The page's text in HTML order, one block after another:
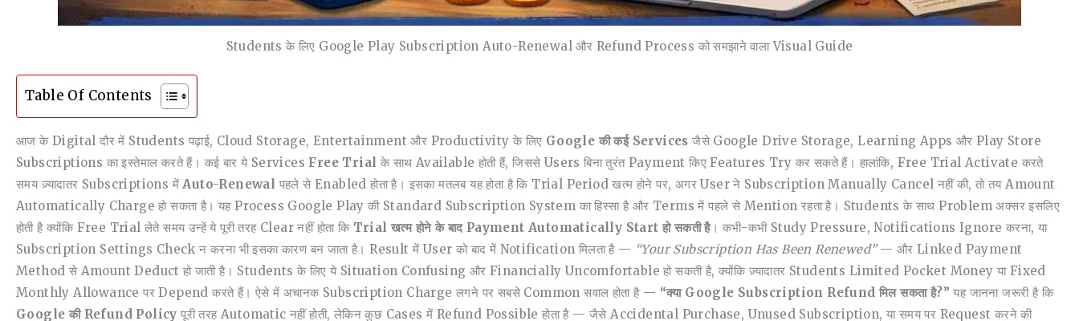
Students के लिए Google Play Subscription Auto-Renewal और Refund Process को समझाने वाला Visual Guide
Table Of Contents
आज के Digital दौर में Students पढ़ाई, Cloud Storage, Entertainment और Productivity के लिए Google की कई Services जैसे Google Drive Storage, Learning Apps और Play Store
Subscriptions का इस्तेमाल करते हैं। कई बार ये Services Free Trial के साथ Available होती हैं, जिससे Users बिना तुरंत Payment किए Features Try कर सकते हैं। हालांकि, Free Trial Activate करते
समय ज़्यादातर Subscriptions मेंAuto-Renewal पहले से Enabled होता है। इसका मतलब यह होता है कि Trial Period खत्म होने पर, अगर User ने Subscription Manually Cancel नहीं की, तो तय Amount
Automatically Charge हो सकता है। यह Process Google Play की Standard Subscription System का हिस्सा है और Terms में पहले से Mention रहता है। Students के साथ Problem अक्सर इसलिए
होती है क्योंकि Free Trial लेते समय उन्हें ये पूरी तरह Clear नहीं होता कि Trial खत्म होने के बाद Payment Automatically Start हो सकती है। कभी-कभी Study Pressure, Notifications Ignore करना, या
Subscription Settings Check न करना भी इसका कारण बन जाता है। Result में User को बाद में Notification मिलता है — “Your Subscription Has Been Renewed”— और Linked Payment
Method से Amount Deduct हो जाती है। Students के लिए ये Situation Confusing और Financially Uncomfortable हो सकती है, क्योंकि ज़्यादातर Students Limited Pocket Money या Fixed
Monthly Allowance पर Depend करते हैं। ऐसे में अचानक Subscription Charge लगने पर सबसे Common सवाल होता है — “क्या Google Subscription Refund मिल सकता है?” यह जानना जरूरी है कि
Google की Refund Policy पूरी तरह Automatic नहीं होती, लेकिन कुछ Cases में Refund Possible होता है — जैसे Accidental Purchase, Unused Subscription, या समय पर Request करने की